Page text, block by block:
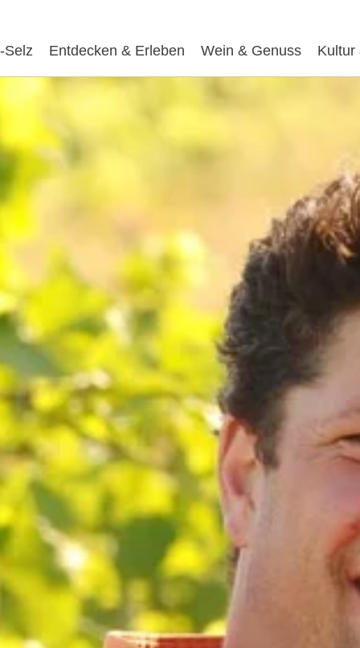
Selz Entdecken & Erleben Wein & Genuss Kultur